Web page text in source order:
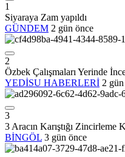
1
Siyaraya Zam yapıldı
GÜNDEM 2 gün önce
2
Özbek Çalışmaları Yerinde
YEDİSU HABERLERİ 2
3
3 Aracın Karıştığı Zincirleme
BİNGÖL 3 gün önce